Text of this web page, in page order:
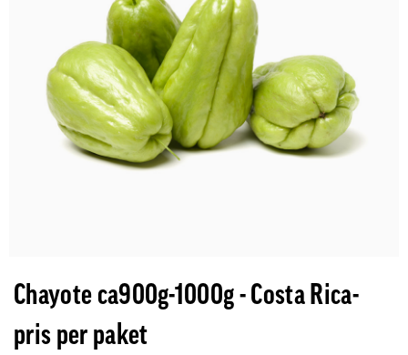
Chayote ca900g-1000g - Costa Rica-
pris per paket